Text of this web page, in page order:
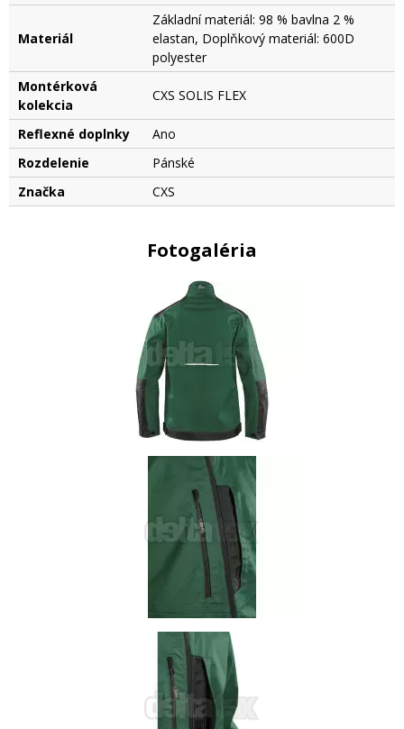
Materiál
Základní materiál: 98 % bavlna 2 %
elastan, Doplňkový materiál: 600D
polyester
Montérková
kolekcia
CXS SOLIS FLEX
Reflexné doplnky
Ano
Rozdelenie
Pánské
Značka
CXS
Fotogaléria